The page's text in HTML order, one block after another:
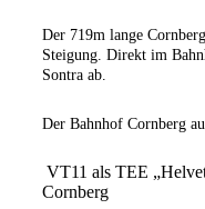
Der 719m lange
Steigung. Direkt im
Sontra ab.
Der Bahnhof Cornberg
VT11 als TEE
Cornberg